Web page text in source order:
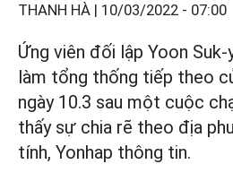
THANH HÀ | 10/03/2022 - 07:00
Ứng viên đối lập Yoon
làm tổng thống tiếp theo
ngày 10.3 sau một cuộc
thấy sự chia rẽ theo địa
tính, Yonhap thông tin.